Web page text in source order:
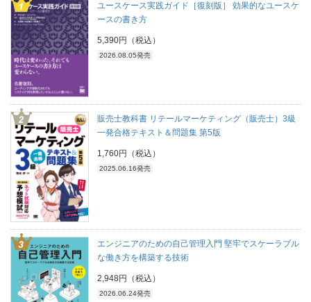
ユースケース実践ガイド［復刻版］ 効果的なユースケ
ースの書き方
5,390円（税込）
2026.08.05発売
販売士教科書 リテールマーケティング（販売士）3級
一発合格テキスト＆問題集 第5版
1,760円（税込）
2025.06.16発売
エンジニアのための自己管理入門 堅牢でスケーラブル
な働き方を構築する技術
2,948円（税込）
2026.06.24発売